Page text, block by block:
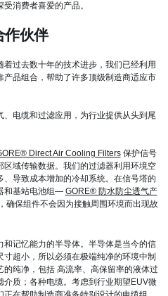
消费者喜爱的产品。
作伙伴
过去数十年的技术进步，我们已经利用
品组合，帮助了许多顶级制造商适应市
电缆和过滤应用，为行业提供从头到尾
Direct Air Cooling Filters保护信号
域传输数据。我们的过滤器利用环境空
导致成本增加的冷却系统。在信号塔的
和基站电池组— GORE® 防水防尘透气产
确保组件不会因为接触周围环境而出现故
记忆能力的半导体。半导体是当今的信
超小，所以必须在极端纯净的环境中制
纯净，包括 高流率、高保留率的液体过
质；各种电缆。考虑到行业期望EUV微